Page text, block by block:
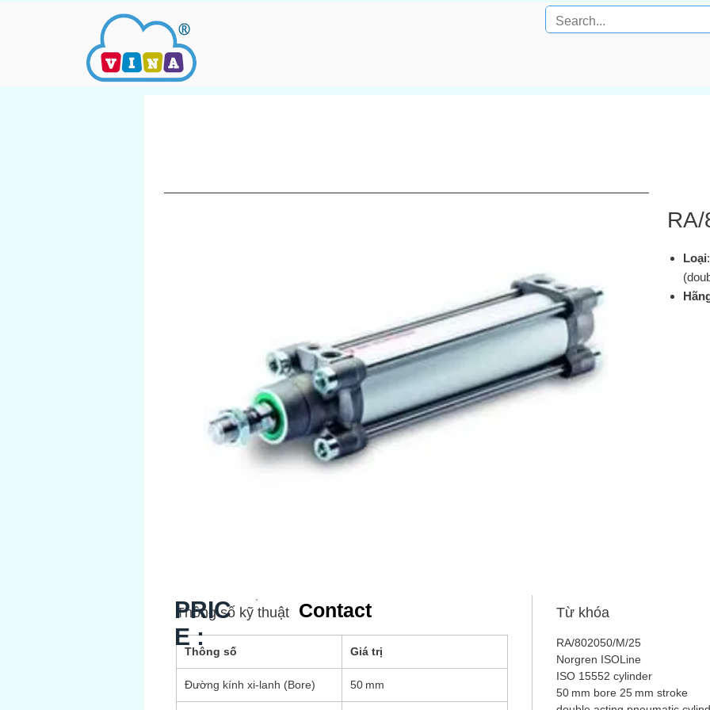
Loại
Thông số kỹ thuật
Thông số Giá trị
Đường kính xi‑lanh (Bore) 50 mm
Từ khóa
RA/802050/M/25
Norgren ISOLine
ISO 15552 cylinder
50 mm bore 25 mm stroke
Contact
PRIC
E :